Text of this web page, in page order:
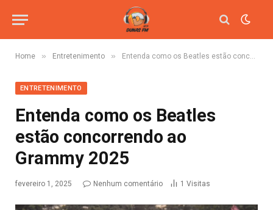
Home » Entretenimento » Entenda como os Beatles estão concorrendo ao Grammy 2025
ENTRETENIMENTO
Entenda como os Beatles
estão concorrendo ao
Grammy 2025
fevereiro 1, 2025 Nenhum comentário 1 Visitas